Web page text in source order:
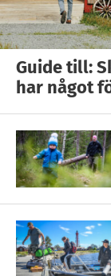
Guide till:
har något